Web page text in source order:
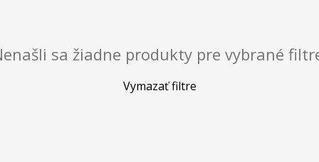
sa žiadne produkty pre vybrané
Vymazať filtre